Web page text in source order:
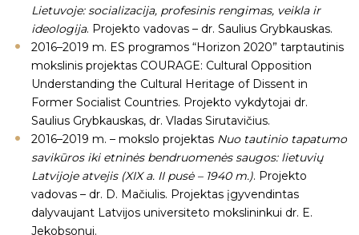
Lietuvoje: socializacija, profesinis rengimas, veikla ir
ideologija. Projekto vadovas – dr. Saulius Grybkauskas.
2016–2019 m. ES programos “Horizon 2020” tarptautinis
mokslinis projektas COURAGE: Cultural Opposition
Understanding the Cultural Heritage of Dissent in
Former Socialist Countries. Projekto vykdytojai dr.
Saulius Grybkauskas, dr. Vladas Sirutavičius.
2016–2019 m. – mokslo projektas Nuo tautinio tapatumo
savikūros iki etninės bendruomenės saugos: lietuvių
Latvijoje atvejis (XIX a. II pusė – 1940 m.). Projekto
vadovas – dr. D. Mačiulis. Projektas įgyvendintas
dalyvaujant Latvijos universiteto mokslininkui dr. E.
Jekobsonui.